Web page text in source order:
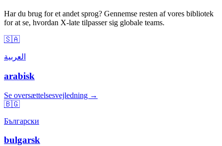
Har du brug for et andet sprog? Gennemse resten af vores bibliotek
for at se, hvordan X-late tilpasser sig globale teams.
🇸🇦
العربية
arabisk
Se oversættelsesvejledning →
🇧🇬
Български
bulgarsk